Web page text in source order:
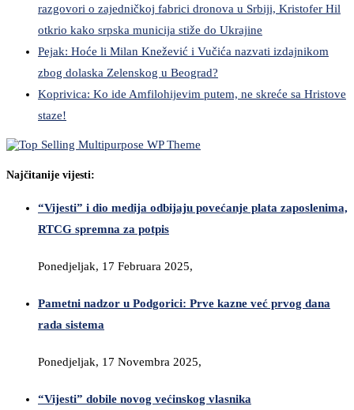
razgovori o zajedničkoj fabrici dronova u Srbiji, Kristofer Hil
otkrio kako srpska municija stiže do Ukrajine
Pejak: Hoće li Milan Knežević i Vučića nazvati izdajnikom
zbog dolaska Zelenskog u Beograd?
Koprivica: Ko ide Amfilohijevim putem, ne skreće sa Hristove
staze!
Najčitanije vijesti:
“Vijesti” i dio medija odbijaju povećanje plata zaposlenima,
RTCG spremna za potpis
Ponedjeljak, 17 Februara 2025,
Pametni nadzor u Podgorici: Prve kazne već prvog dana
rada sistema
Ponedjeljak, 17 Novembra 2025,
“Vijesti” dobile novog većinskog vlasnika